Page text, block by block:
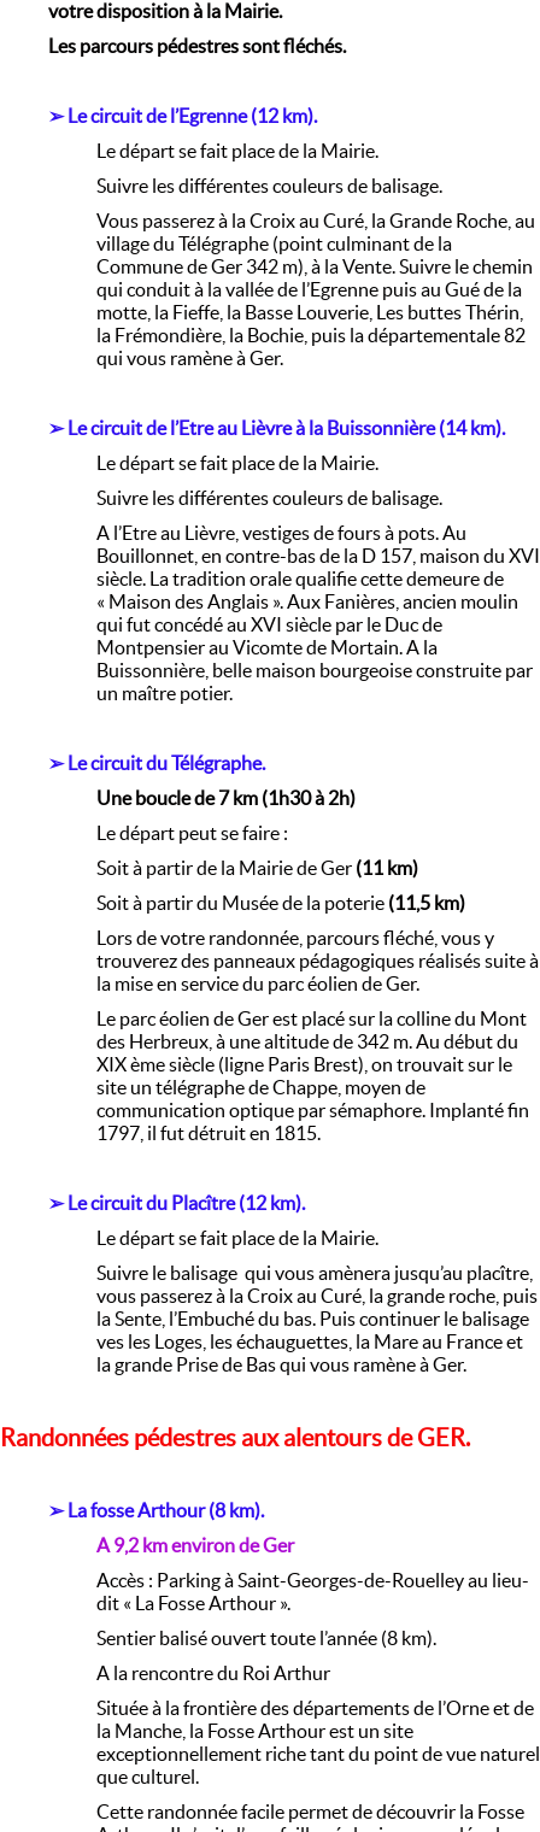
votre disposition à la Mairie.
Les parcours pédestres sont fléchés.
➢ Le circuit de l’Egrenne (12 km).
Le départ se fait place de la Mairie.
Suivre les différentes couleurs de balisage.
Vous passerez à la Croix au Curé, la Grande Roche, au
village du Télégraphe (point culminant de la
Commune de Ger 342 m), à la Vente. Suivre le chemin
qui conduit à la vallée de l’Egrenne puis au Gué de la
motte, la Fieffe, la Basse Louverie, Les buttes Thérin,
la Frémondière, la Bochie, puis la départementale 82
qui vous ramène à Ger.
➢ Le circuit de l’Etre au Lièvre à la Buissonnière (14 km).
Le départ se fait place de la Mairie.
Suivre les différentes couleurs de balisage.
A l’Etre au Lièvre, vestiges de fours à pots. Au
Bouillonnet, en contre-bas de la D 157, maison du XVI
siècle. La tradition orale qualifie cette demeure de
« Maison des Anglais ». Aux Fanières, ancien moulin
qui fut concédé au XVI siècle par le Duc de
Montpensier au Vicomte de Mortain. A la
Buissonnière, belle maison bourgeoise construite par
un maître potier.
➢ Le circuit du Télégraphe.
Une boucle de 7 km (1h30 à 2h)
Le départ peut se faire :
Soit à partir de la Mairie de Ger (11 km)
Soit à partir du Musée de la poterie (11,5 km)
Lors de votre randonnée, parcours fléché, vous y
trouverez des panneaux pédagogiques réalisés suite à
la mise en service du parc éolien de Ger.
Le parc éolien de Ger est placé sur la colline du Mont
des Herbreux, à une altitude de 342 m. Au début du
XIX ème siècle (ligne Paris Brest), on trouvait sur le
site un télégraphe de Chappe, moyen de
communication optique par sémaphore. Implanté fin
1797, il fut détruit en 1815.
➢ Le circuit du Placître (12 km).
Le départ se fait place de la Mairie.
Suivre le balisage qui vous amènera jusqu’au placître,
vous passerez à la Croix au Curé, la grande roche, puis
la Sente, l’Embuché du bas. Puis continuer le balisage
ves les Loges, les échauguettes, la Mare au France et
la grande Prise de Bas qui vous ramène à Ger.
Randonnées pédestres aux alentours de GER.
➢ La fosse Arthour (8 km).
A 9,2 km environ de Ger
Accès : Parking à Saint-Georges-de-Rouelley au lieu-
dit « La Fosse Arthour ».
Sentier balisé ouvert toute l’année (8 km).
A la rencontre du Roi Arthur
Située à la frontière des départements de l’Orne et de
la Manche, la Fosse Arthour est un site
exceptionnellement riche tant du point de vue naturel
que culturel.
Cette randonnée facile permet de découvrir la Fosse